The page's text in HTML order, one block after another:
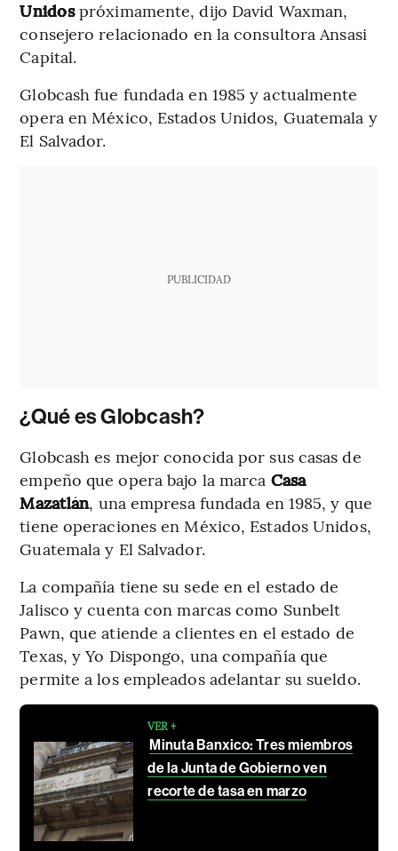
Unidospróximamente, dijo David Waxman,
consejero relacionado en la consultora Ansasi
Capital.
Globcash fue fundada en 1985 y actualmente
opera en México, Estados Unidos, Guatemala y
El Salvador.
PUBLICIDAD
¿Qué es Globcash?
Globcash es mejor conocida por sus casas de
empeño que opera bajo la marca Casa
Mazatlán, una empresa fundada en 1985, y que
tiene operaciones en México, Estados Unidos,
Guatemala y El Salvador.
La compañía tiene su sede en el estado de
Jalisco y cuenta con marcas como Sunbelt
Pawn, que atiende a clientes en el estado de
Texas, y Yo Dispongo, una compañía que
permite a los empleados adelantar su sueldo.
VER +
Minuta Banxico: Tres miembros
de la Junta de Gobierno ven
recorte de tasa en marzo